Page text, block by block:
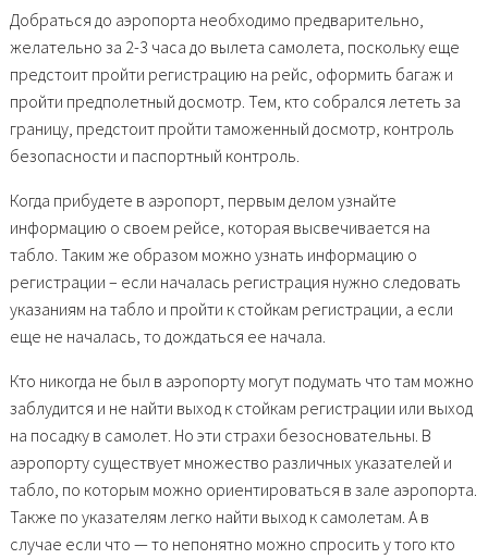
Добраться до аэропорта необходимо предварительно,
желательно за 2-3 часа до вылета самолета, поскольку еще
предстоит пройти регистрацию на рейс, оформить багаж и
пройти предполетный досмотр. Тем, кто собрался лететь за
границу, предстоит пройти таможенный досмотр, контроль
безопасности и паспортный контроль.
Когда прибудете в аэропорт, первым делом узнайте
информацию о своем рейсе, которая высвечивается на
табло. Таким же образом можно узнать информацию о
регистрации – если началась регистрация нужно следовать
указаниям на табло и пройти к стойкам регистрации, а если
еще не началась, то дождаться ее начала.
Кто никогда не был в аэропорту могут подумать что там можно
заблудится и не найти выход к стойкам регистрации или выход
на посадку в самолет. Но эти страхи безосновательны. В
аэропорту существует множество различных указателей и
табло, по которым можно ориентироваться в зале аэропорта.
Также по указателям легко найти выход к самолетам. А в
случае если что — то непонятно можно спросить у того кто